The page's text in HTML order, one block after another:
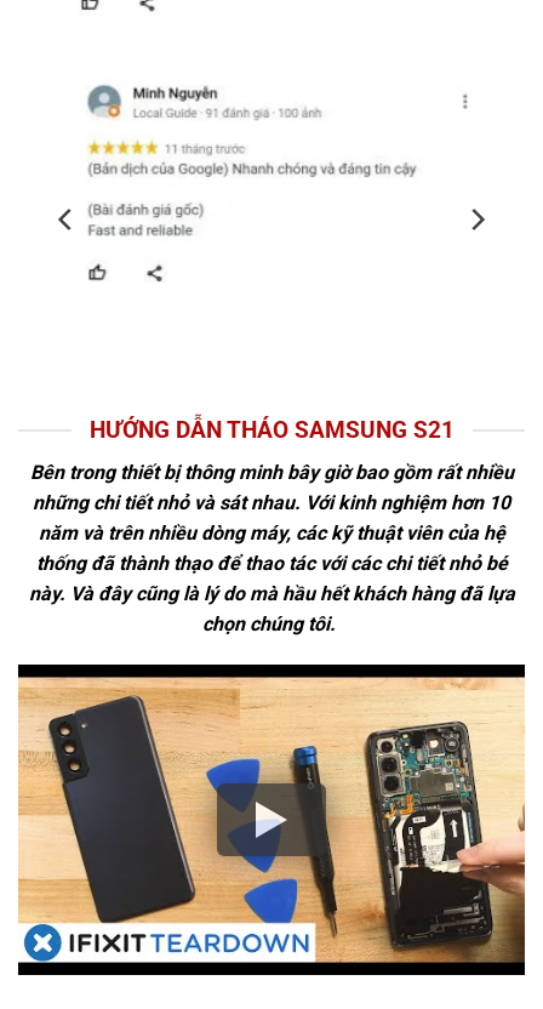
HƯỚNG DẪN THÁO SAMSUNG S21
Bên trong thiết bị thông minh bây giờ bao gồm rất nhiều
những chi tiết nhỏ và sát nhau. Với kinh nghiệm hơn 10
năm và trên nhiều dòng máy, các kỹ thuật viên của hệ
thống đã thành thạo để thao tác với các chi tiết nhỏ bé
này. Và đây cũng là lý do mà hầu hết khách hàng đã lựa
chọn chúng tôi.